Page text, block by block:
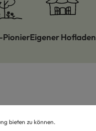
Eigener Hofladen
bieten zu können.